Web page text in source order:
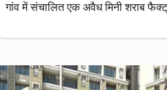
गांव में संचालित एक अवैध मिनी शराब